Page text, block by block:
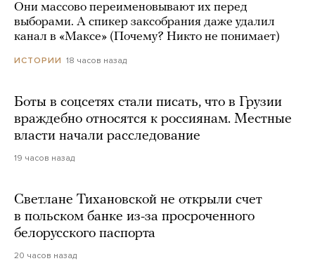
Они массово переименовывают их перед
выборами. А спикер заксобрания даже удалил
канал в «Максе» (Почему? Никто не понимает)
ИСТОРИИ 18 часов назад
Боты в соцсетях стали писать, что в Грузии
враждебно относятся к россиянам. Местные
власти начали расследование
19 часов назад
Светлане Тихановской не открыли счет
в польском банке из-за просроченного
белорусского паспорта
20 часов назад